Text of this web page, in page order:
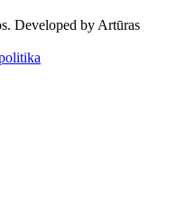
Developed by Artūras